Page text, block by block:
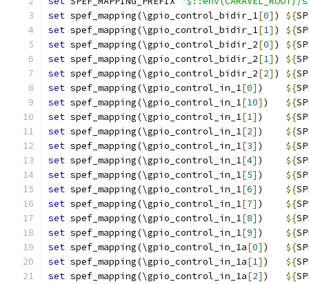
set spef_mapping(\gpio_control_bidir_1[0] ) ${
set spef_mapping(\gpio_control_bidir_1[1] ) ${
set spef_mapping(\gpio_control_bidir_2[0] ) ${
set spef_mapping(\gpio_control_bidir_2[1] ) ${
set spef_mapping(\gpio_control_bidir_2[2] ) ${
set spef_mapping(\gpio_control_in_1[0] ) ${
set spef_mapping(\gpio_control_in_1[10] ) ${
set spef_mapping(\gpio_control_in_1[1] ) ${
set spef_mapping(\gpio_control_in_1[2] ) ${
set spef_mapping(\gpio_control_in_1[3] ) ${
set spef_mapping(\gpio_control_in_1[4] ) ${
set spef_mapping(\gpio_control_in_1[5] ) ${
set spef_mapping(\gpio_control_in_1[6] ) ${
set spef_mapping(\gpio_control_in_1[7] ) ${
set spef_mapping(\gpio_control_in_1[8] ) ${
set spef_mapping(\gpio_control_in_1[9] ) ${
set spef_mapping(\gpio_control_in_1a[0] ) ${
set spef_mapping(\gpio_control_in_1a[1] ) ${
set spef_mapping(\gpio_control_in_1a[2] ) ${